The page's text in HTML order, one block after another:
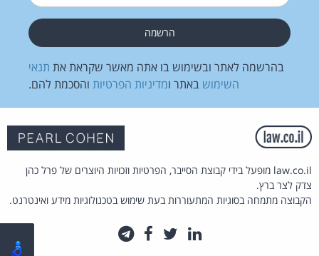
בהרשמה לאתר ובשימוש בו אתה מאשר שקראת את תנאי
השימוש באתר ומדיניות הפרטיות והסכמת להם.
law.co.il מופעל בידי קבוצת הסייבר, הפרטיות וזכויות היוצרים של פרל כהן
צדק לצר ברץ.
הקבוצה מתמחה בסוגיות המתעוררות בעת שימוש בטכנולוגיות מידע ואינטרנט.
לינקדאין
טוויטרפייסבוק